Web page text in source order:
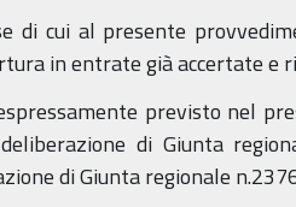
di cui al presente
in entrate già accertate e
previsto nel
di Giunta
di Giunta regionale